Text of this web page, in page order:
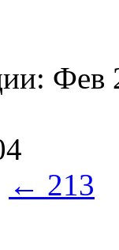
Фев
← 213